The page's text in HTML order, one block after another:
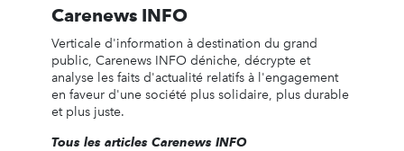
Carenews INFO
Verticale d'information à destination du grand
public, Carenews INFO déniche, décrypte et
analyse les faits d'actualité relatifs à l'engagement
en faveur d'une société plus solidaire, plus durable
et plus juste.
Tous les articles Carenews INFO